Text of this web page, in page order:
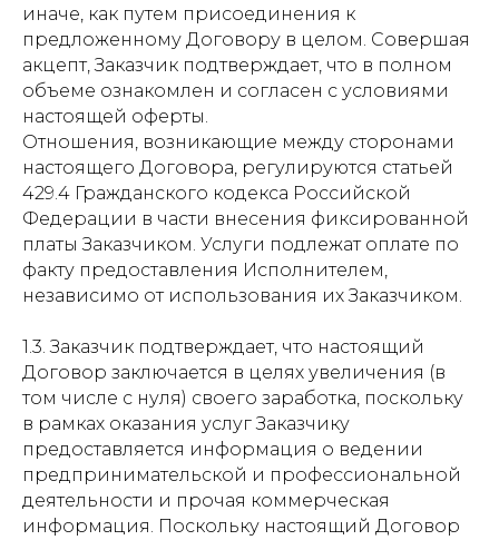
иначе, как путем присоединения к
предложенному Договору в целом. Совершая
акцепт, Заказчик подтверждает, что в полном
объеме ознакомлен и согласен с условиями
настоящей оферты.
Отношения, возникающие между сторонами
настоящего Договора, регулируются статьей
429.4 Гражданского кодекса Российской
Федерации в части внесения фиксированной
платы Заказчиком. Услуги подлежат оплате по
факту предоставления Исполнителем,
независимо от использования их Заказчиком.
1.3. Заказчик подтверждает, что настоящий
Договор заключается в целях увеличения (в
том числе с нуля) своего заработка, поскольку
в рамках оказания услуг Заказчику
предоставляется информация о ведении
предпринимательской и профессиональной
деятельности и прочая коммерческая
информация. Поскольку настоящий Договор